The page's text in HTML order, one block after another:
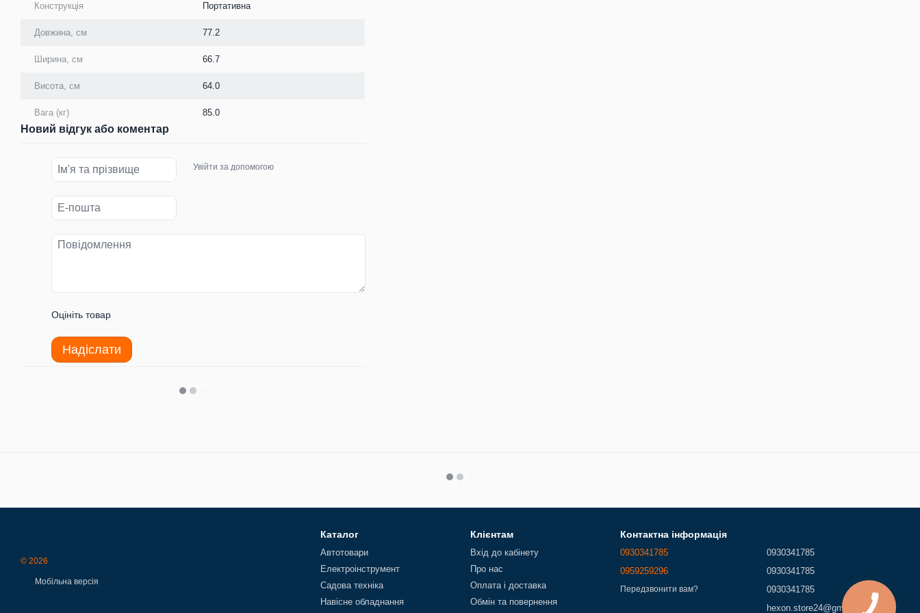
Конструкція Портативна
Довжина, см 77.2
Ширина, см 66.7
Висота, см 64.0
Вага (кг) 85.0
Новий відгук або коментар
Увійти за допомогою
Оцініть товар
Надіслати
© 2026
Мобільна версія
Каталог
Автотовари
Електроінструмент
Садова техніка
Навісне обладнання
Клієнтам
Вхід до кабінету
Про нас
Оплата і доставка
Обмін та повернення
Контактна інформація
0930341785
0959259296
Передзвонити вам?
0930341785
0930341785
0930341785
hexon.store24@gmail.com